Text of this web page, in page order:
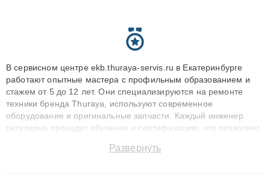
В сервисном центре ekb.thuraya-servis.ru в Екатеринбурге
работают опытные мастера с профильным образованием и
стажем от 5 до 12 лет. Они специализируются на ремонте
техники бренда Thuraya, используют современное
оборудование и оригинальные запчасти. Каждый инженер
регулярно проходит обучение и сертификацию, что позволяет
технику с сохранением гарантии до 3 лет. Наши мастера
Развернуть